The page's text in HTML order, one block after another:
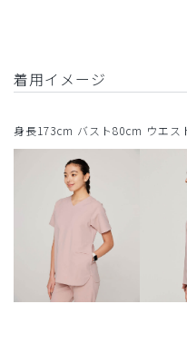
着用イメージ
身長173cm バスト80cm ウエス